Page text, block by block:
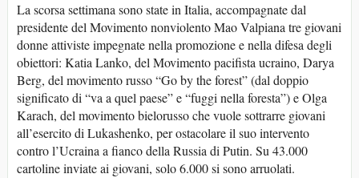
La scorsa settimana sono state in Italia, accompagnate dal
presidente del Movimento nonviolento Mao Valpiana tre giovani
donne attiviste impegnate nella promozione e nella difesa degli
obiettori: Katia Lanko, del Movimento pacifista ucraino, Darya
Berg, del movimento russo “Go by the forest” (dal doppio
significato di “va a quel paese” e “fuggi nella foresta”) e Olga
Karach, del movimento bielorusso che vuole sottrarre giovani
all’esercito di Lukashenko, per ostacolare il suo intervento
contro l’Ucraina a fianco della Russia di Putin. Su 43.000
cartoline inviate ai giovani, solo 6.000 si sono arruolati.